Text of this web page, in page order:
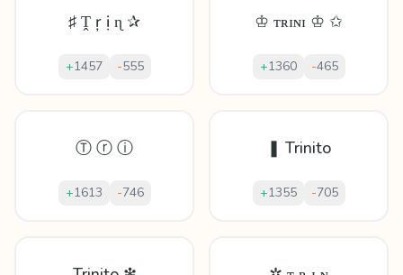
♯ Ṱ ŗ ị ɳ ✰
+1457 -555
♔ ᴛʀɪɴɪ ♔ ✩
+1360 -465
Ⓣ ⓡ ⓘ
+1613 -746
❚ Trinito
+1355 -705